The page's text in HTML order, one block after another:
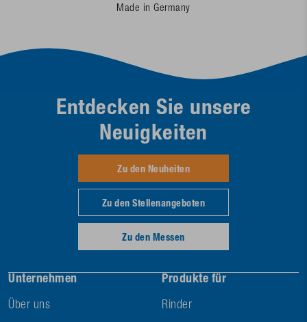
Made in Germany
Unternehmen
Über uns
Produkte für
Rinder
Entdecken Sie unsere
Neuigkeiten
Zu den Neuheiten
Zu den Stellenangeboten
Zu den Messen